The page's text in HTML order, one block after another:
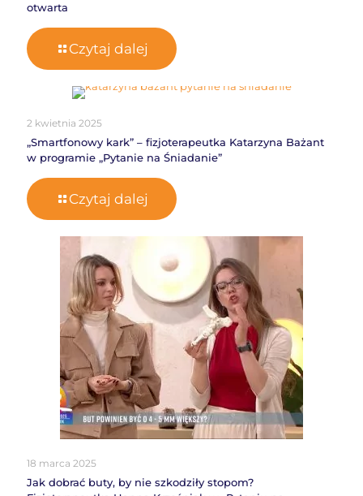
otwarta
Czytaj dalej
2 kwietnia 2025
„Smartfonowy kark” – fizjoterapeutka Katarzyna Bażant
w programie „Pytanie na Śniadanie”
Czytaj dalej
18 marca 2025
Jak dobrać buty, by nie szkodziły stopom?